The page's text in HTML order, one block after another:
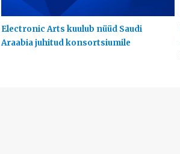
Electronic Arts kuulub nüüd Saudi
Araabia juhitud konsortsiumile